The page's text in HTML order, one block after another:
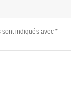
sont indiqués avec *